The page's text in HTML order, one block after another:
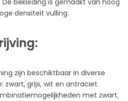
bekleding is gemaakt van hoog
densiteit vulling.
zijn beschiktbaar in diverse
zwart, grijs, wit en antraciet.
met zwart,